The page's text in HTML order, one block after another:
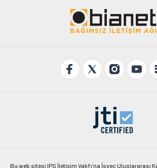
Bu web sitesi IPS İletişim Vakfı'na İsveç Uluslararası